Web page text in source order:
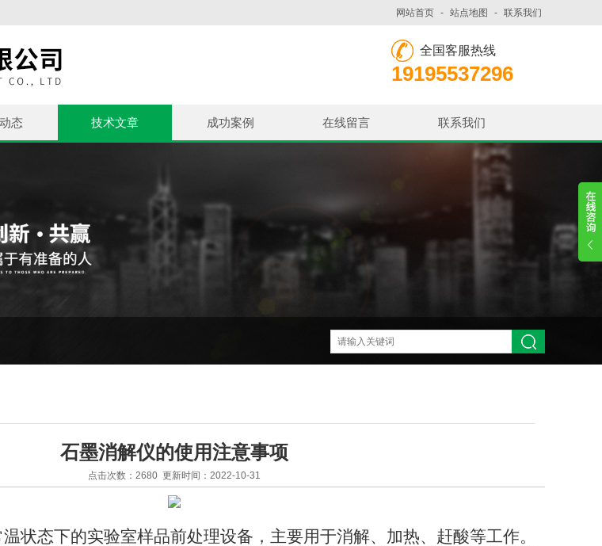
网站首页 - 站点地图 - 联系我们
全国客服热线
19195537296
态 技术文章 成功案例 在线留言 联系我们
石墨消解仪的使用注意事项
点击次数：2680 更新时间：2022-10-31
状态下的实验室样品前处理设备，主要用于消解、加热、赶酸等工作。